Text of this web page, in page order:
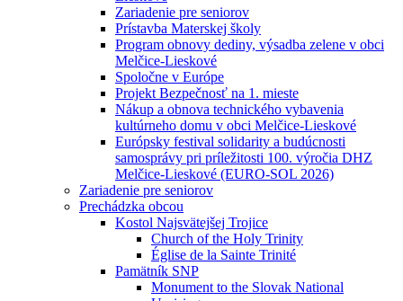
Zariadenie pre seniorov
Prístavba Materskej školy
Program obnovy dediny, výsadba zelene v obci
Melčice-Lieskové
Spoločne v Európe
Projekt Bezpečnosť na 1. mieste
Nákup a obnova technického vybavenia
kultúrneho domu v obci Melčice-Lieskové
Európsky festival solidarity a budúcnosti
samosprávy pri príležitosti 100. výročia DHZ
Melčice-Lieskové (EURO-SOL 2026)
Zariadenie pre seniorov
Prechádzka obcou
Kostol Najsvätejšej Trojice
Church of the Holy Trinity
Église de la Sainte Trinité
Pamätník SNP
Monument to the Slovak National